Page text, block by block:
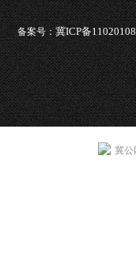
备案号：冀ICP备
冀公